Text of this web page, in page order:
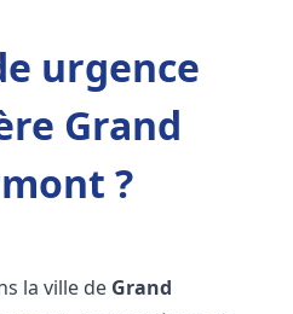
urgence
Grand
?
la ville de Grand